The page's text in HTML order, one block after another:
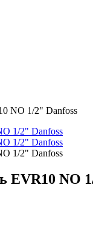
NO 1/2" Danfoss
EVR10 NO